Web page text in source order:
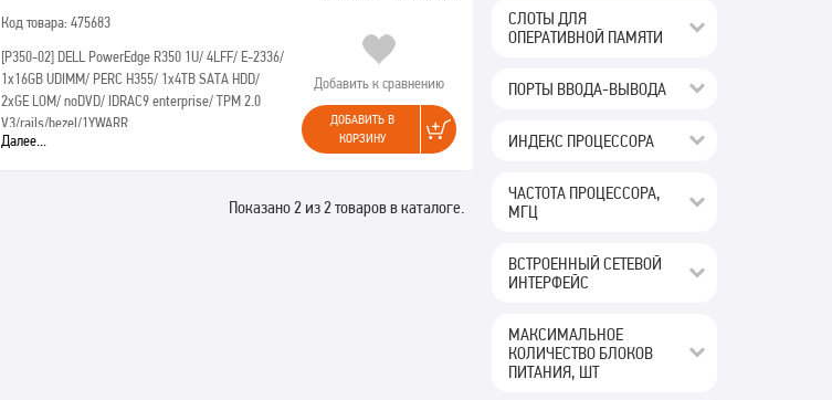
СЛОТЫ ДЛЯ
ОПЕРАТИВНОЙ ПАМЯТИ
ПОРТЫ ВВОДА-ВЫВОДА
ИНДЕКС ПРОЦЕССОРА
ЧАСТОТА ПРОЦЕССОРА,
МГЦ
ВСТРОЕННЫЙ СЕТЕВОЙ
ИНТЕРФЕЙС
МАКСИМАЛЬНОЕ
КОЛИЧЕСТВО БЛОКОВ
ПИТАНИЯ, ШТ
Код товара: 475683
[P350-02] DELL PowerEdge R350 1U/ 4LFF/ E-2336/
1x16GB UDIMM/ PERC H355/ 1x4TB SATA HDD/
2xGE LOM/ noDVD/ IDRAC9 enterprise/ TPM 2.0
V3/rails/bezel/1YWARR
Далее...
Добавить к сравнению
ДОБАВИТЬ В
КОРЗИНУ
Показано 2 из 2 товаров в каталоге.